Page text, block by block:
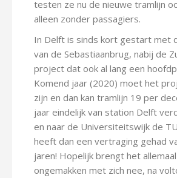
testen ze nu de nieuwe tramlijn
alleen zonder passagiers.
In Delft is sinds kort gestart met
van de Sebastiaanbrug, nabij de
project dat ook al lang een
Komend jaar (2020) moet het
zijn en dan kan tramlijn 19 per
jaar eindelijk van station Delft
en naar de Universiteitswijk de
heeft dan een vertraging gehad
jaren! Hopelijk brengt het
ongemakken met zich nee, na